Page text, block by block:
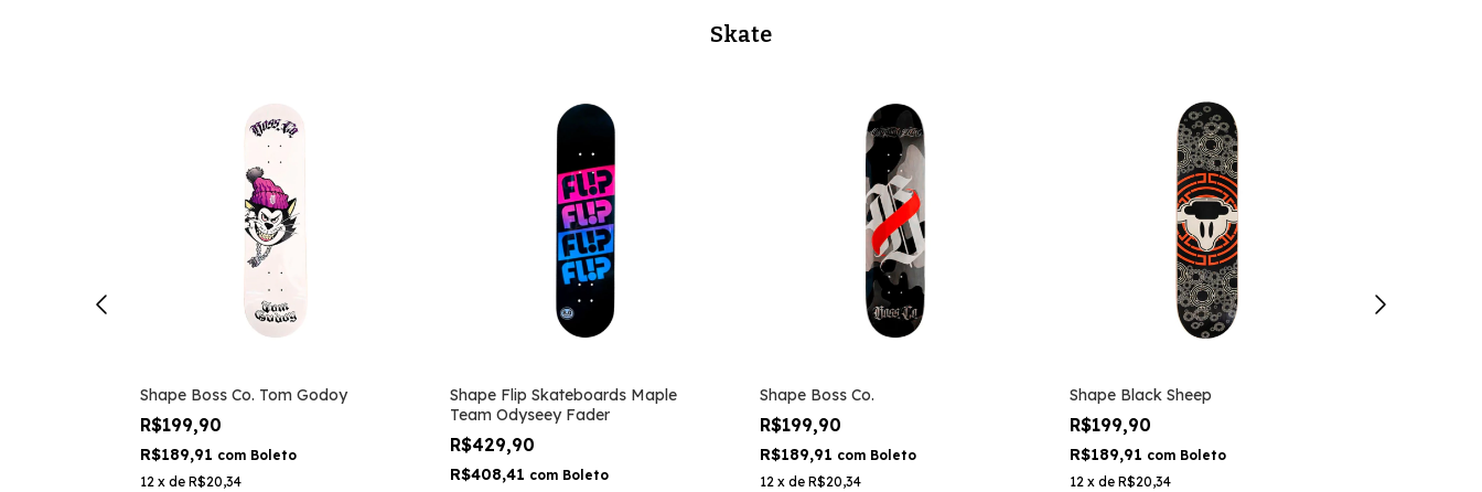
Skate
Shape Boss Co. Tom Godoy
R$199,90
R$189,91 com Boleto
12 x de R$20,34
Shape Flip Skateboards Maple
Team Odyseey Fader
R$429,90
R$408,41 com Boleto
Shape Boss Co.
R$199,90
R$189,91 com Boleto
12 x de R$20,34
Shape Black Sheep
R$199,90
R$189,91 com Boleto
12 x de R$20,34